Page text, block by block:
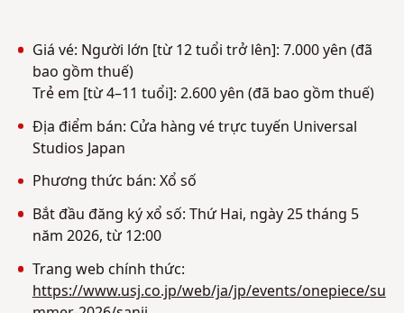
Giá vé: Người lớn [từ 12 tuổi trở lên]: 7.000 yên (đã
bao gồm thuế)
Trẻ em [từ 4–11 tuổi]: 2.600 yên (đã bao gồm thuế)
Địa điểm bán: Cửa hàng vé trực tuyến Universal
Studios Japan
Phương thức bán: Xổ số
Bắt đầu đăng ký xổ số: Thứ Hai, ngày 25 tháng 5
năm 2026, từ 12:00
Trang web chính thức:
https://www.usj.co.jp/web/ja/jp/events/onepiece/su